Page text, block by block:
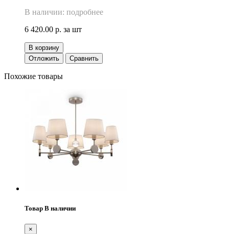
В наличии: подробнее
6 420.00 р. за шт
В корзину
Отложить
Сравнить
Похожие товары
Товар В наличии
×